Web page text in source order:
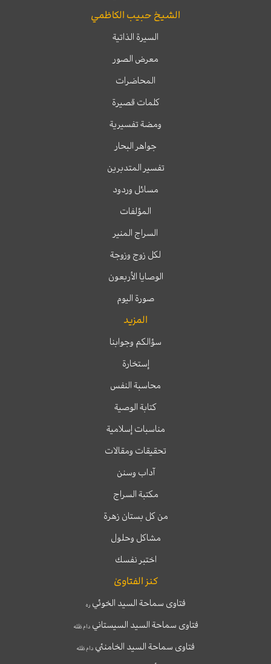
الشيخ حبيب الكاظمي
السيرة الذاتية
معرض الصور
المحاضرات
كلمات قصيرة
ومضة تفسيرية
جواهر البحار
تفسير المتدبرين
مسائل وردود
المؤلفات
السراج المنير
لكل زوج وزوجة
الوصايا الأربعون
صورة اليوم
المزيد
سؤالكم وجوابنا
إستخارة
محاسبة النفس
كتابة الوصية
مناسبات إسلامية
تحقيقات ومقالات
آداب وسنن
مكتبة السراج
من كل بستان زهرة
مشاكل وحلول
اختبر نفسك
كنز الفتاوىٰ
فتاوى سماحة السيد الخوئيره
فتاوى سماحة السيد السيستانيدام ظله
فتاوى سماحة السيد الخامنئي دام ظله